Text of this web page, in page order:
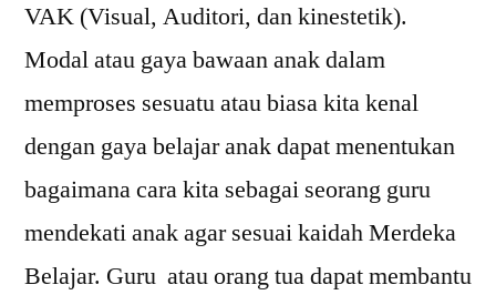
VAK (Visual, Auditori, dan kinestetik).
Modal atau gaya bawaan anak dalam
memproses sesuatu atau biasa kita kenal
dengan gaya belajar anak dapat menentukan
bagaimana cara kita sebagai seorang guru
mendekati anak agar sesuai kaidah Merdeka
Belajar. Guru atau orang tua dapat membantu